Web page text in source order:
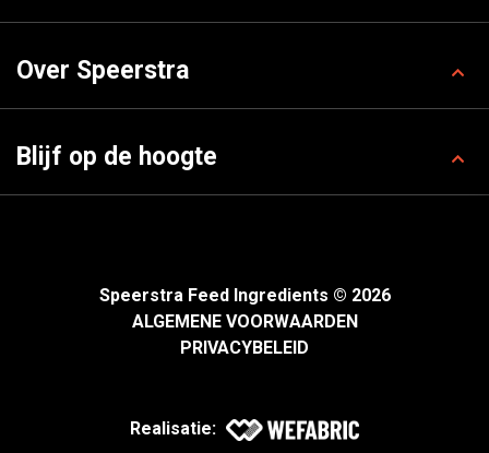
Over Speerstra
Blijf op de hoogte
Speerstra Feed Ingredients © 2026
ALGEMENE VOORWAARDEN
PRIVACYBELEID
Realisatie: